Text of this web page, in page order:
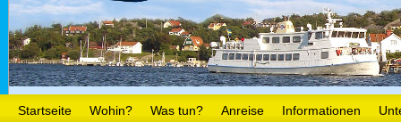
Startseite Wohin? Was tun? Anreise Informationen